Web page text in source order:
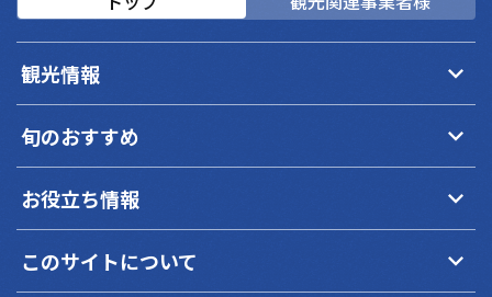
観光情報 keyboard_arrow_down
旬のおすすめ keyboard_arrow_down
お役立ち情報 keyboard_arrow_down
このサイトについて keyboard_arrow_down